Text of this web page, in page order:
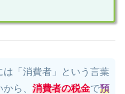
は「消費者」という言葉
ら、 消費者の税金で預